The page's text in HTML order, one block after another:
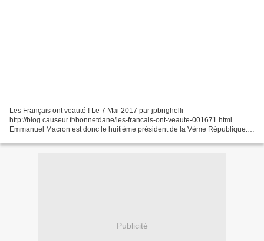
Les Français ont veauté ! Le 7 Mai 2017 par jpbrighelli
http://blog.causeur.fr/bonnetdane/les-francais-ont-veaute-001671.html
Emmanuel Macron est donc le huitième président de la Vème République.
Publicité